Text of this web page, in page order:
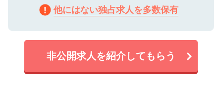
他にはない独占求人を多数保有
非公開求人を紹介してもらう